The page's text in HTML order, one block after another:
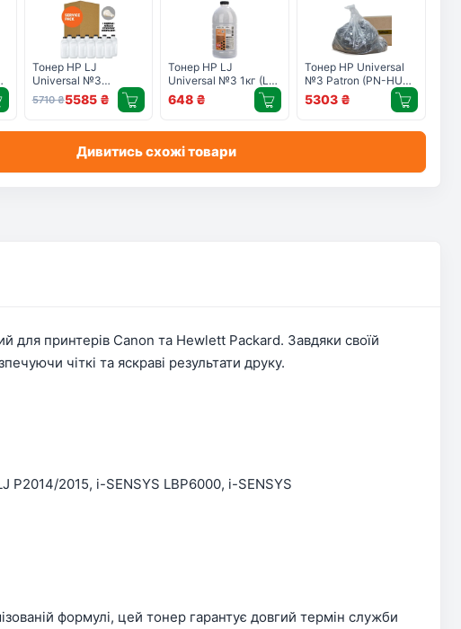
Тонер HP LJ
Universal №3
SERVICE PACK
(12x833 г) Patron (T-
5710₴5585 ₴
Тонер HP LJ
Universal №3 1кг (LJ
P1005/P1505/P1102)
Patron (PN-HU3-1)
648 ₴
Тонер HP Universal
№3 Patron (PN-HU3-
10)
5303 ₴
Дивитись схожі товари
для принтерів Canon та Hewlett Packard. Завдяки своїй
чіткі та яскраві результати друку.
P2014/2015, i-SENSYS LBP6000, i-SENSYS
формулі, цей тонер гарантує довгий термін служби